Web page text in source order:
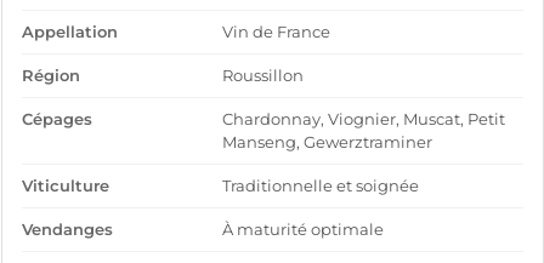
Appellation Vin de France
Région Roussillon
Cépages
Chardonnay, Viognier, Muscat, Petit
Manseng, Gewerztraminer
Viticulture Traditionnelle et soignée
Vendanges À maturité optimale